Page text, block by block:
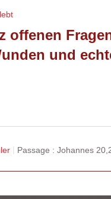
offenen
und
Passage : Johannes